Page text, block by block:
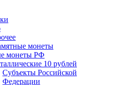
монеты
монеты РФ
10 рублей
Субъекты Российской
Федерации